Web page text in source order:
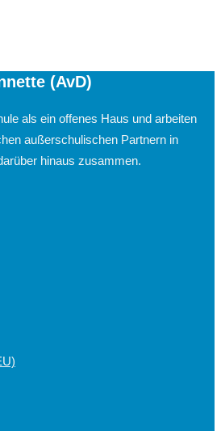
(AvD)
als ein offenes Haus und arbeiten
außerschulischen Partnern in
hinaus zusammen.